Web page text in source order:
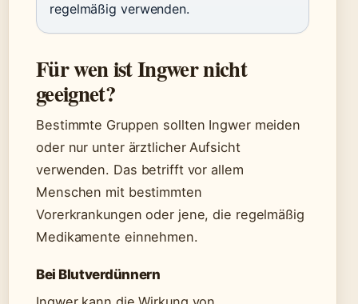
regelmäßig verwenden.
Für wen ist Ingwer nicht
geeignet?
Bestimmte Gruppen sollten Ingwer meiden
oder nur unter ärztlicher Aufsicht
verwenden. Das betrifft vor allem
Menschen mit bestimmten
Vorerkrankungen oder jene, die regelmäßig
Medikamente einnehmen.
Bei Blutverdünnern